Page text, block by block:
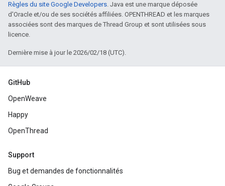
Règles du site Google Developers. Java est une marque déposée
d'Oracle et/ou de ses sociétés affiliées. OPENTHREAD et les marques
associées sont des marques de Thread Group et sont utilisées sous
licence.
Dernière mise à jour le 2026/02/18 (UTC).
GitHub
OpenWeave
Happy
OpenThread
Support
Bug et demandes de fonctionnalités